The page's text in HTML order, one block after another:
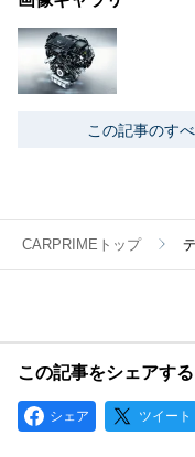
この記事のす
CARPRIMEトップ
この記事をシェアする
シェア ツイート